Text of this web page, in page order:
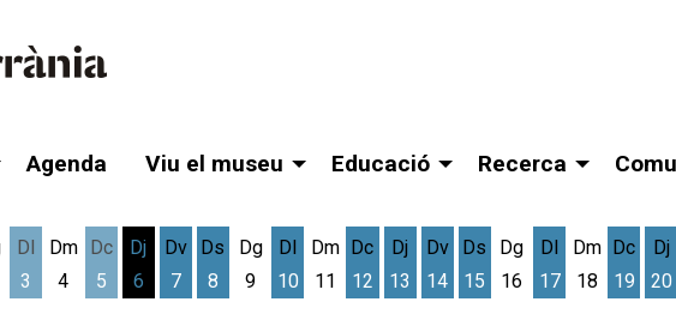
Agenda Viu el museu Educació Recerca
Dl
3
Dm
4
Dc
5
Dj
6
Dv
7
Ds
8
Dg
9
Dl
10
Dm
11
Dc
12
Dj
13
Dv
14
Ds
15
Dg
16
Dl
17
Dm
18
Dc
19
Dj
20